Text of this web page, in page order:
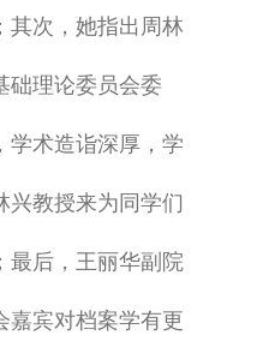
其次，她指出周林
础理论委员会委
学术造诣深厚，学
兴教授来为同学们
最后，王丽华副院
嘉宾对档案学有更